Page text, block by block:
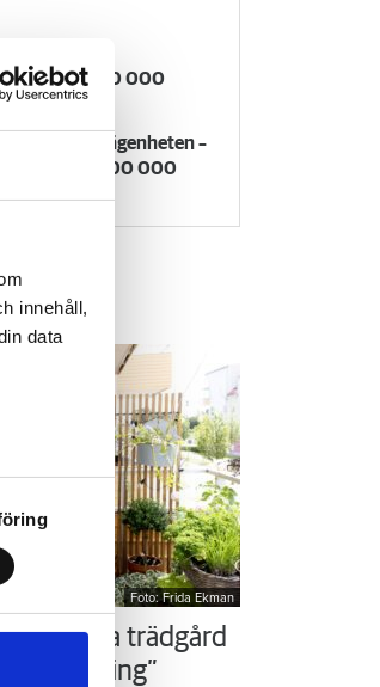
innehåll,
data
ändra
enhet
– får betala 50 000
övergav lägenheten –
honom på 100 000
Foto: Frida Ekman
– ordna trädgård
gärning”